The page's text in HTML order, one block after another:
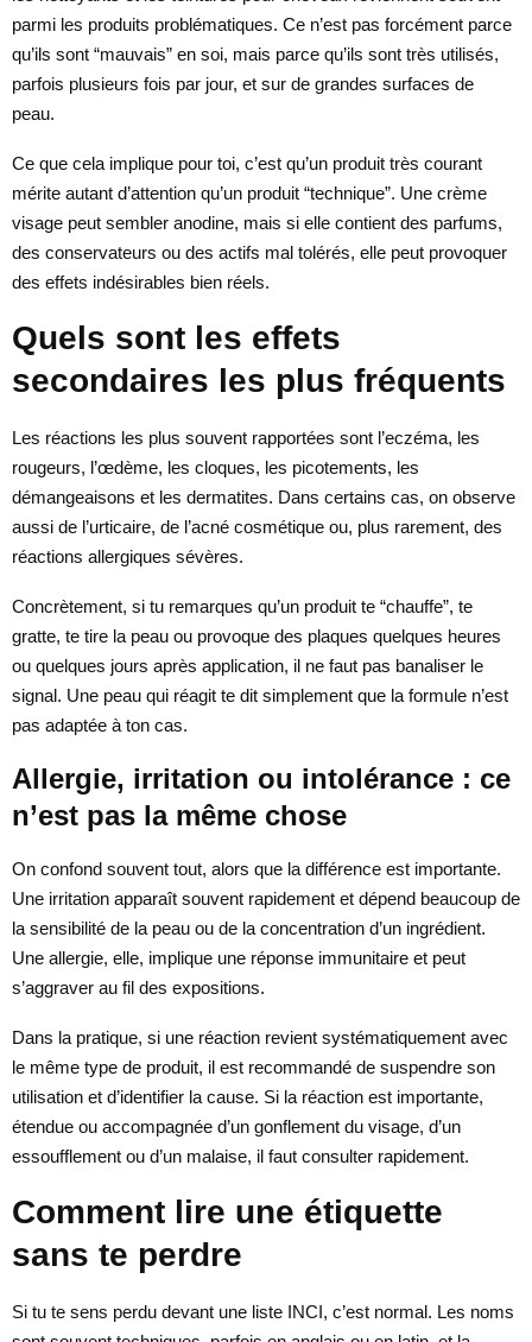
parmi les produits problématiques. Ce n’est pas forcément parce
qu’ils sont “mauvais” en soi, mais parce qu’ils sont très utilisés,
parfois plusieurs fois par jour, et sur de grandes surfaces de
peau.
Ce que cela implique pour toi, c’est qu’un produit très courant
mérite autant d’attention qu’un produit “technique”. Une crème
visage peut sembler anodine, mais si elle contient des parfums,
des conservateurs ou des actifs mal tolérés, elle peut provoquer
des effets indésirables bien réels.
Quels sont les effets
secondaires les plus fréquents
Les réactions les plus souvent rapportées sont l’eczéma, les
rougeurs, l’œdème, les cloques, les picotements, les
démangeaisons et les dermatites. Dans certains cas, on observe
aussi de l’urticaire, de l’acné cosmétique ou, plus rarement, des
réactions allergiques sévères.
Concrètement, si tu remarques qu’un produit te “chauffe”, te
gratte, te tire la peau ou provoque des plaques quelques heures
ou quelques jours après application, il ne faut pas banaliser le
signal. Une peau qui réagit te dit simplement que la formule n’est
pas adaptée à ton cas.
Allergie, irritation ou intolérance : ce
n’est pas la même chose
On confond souvent tout, alors que la différence est importante.
Une irritation apparaît souvent rapidement et dépend beaucoup de
la sensibilité de la peau ou de la concentration d’un ingrédient.
Une allergie, elle, implique une réponse immunitaire et peut
s’aggraver au fil des expositions.
Dans la pratique, si une réaction revient systématiquement avec
le même type de produit, il est recommandé de suspendre son
utilisation et d’identifier la cause. Si la réaction est importante,
étendue ou accompagnée d’un gonflement du visage, d’un
essoufflement ou d’un malaise, il faut consulter rapidement.
Comment lire une étiquette
sans te perdre
Si tu te sens perdu devant une liste INCI, c’est normal. Les noms